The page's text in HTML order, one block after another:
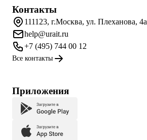
Контакты
111123, г.Москва, ул. Плеханова, 4а
help@urait.ru
+7 (495) 744 00 12
Все контакты
Приложения